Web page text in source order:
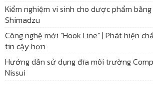
Kiểm nghiệm vi sinh cho dược phẩm
Shimadzu
Công nghệ mới "Hook Line" | Phát hiện
tin cậy hơn
Hướng dẫn sử dụng đĩa môi trường
Nissui